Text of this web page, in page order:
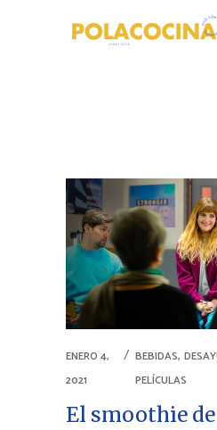
ENERO 4,
2021
BEBIDAS,
PELÍCULAS
El smoothie